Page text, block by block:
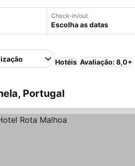
Check-in/out
Escolha as datas
Hotéis Avaliação: 8,0+
Portugal